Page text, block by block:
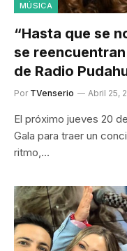
MÚSICA
“Hasta que se
se
de Radio
Por TVenserio Abril 25,
El próximo jueves 20
Gala para traer un
ritmo,…